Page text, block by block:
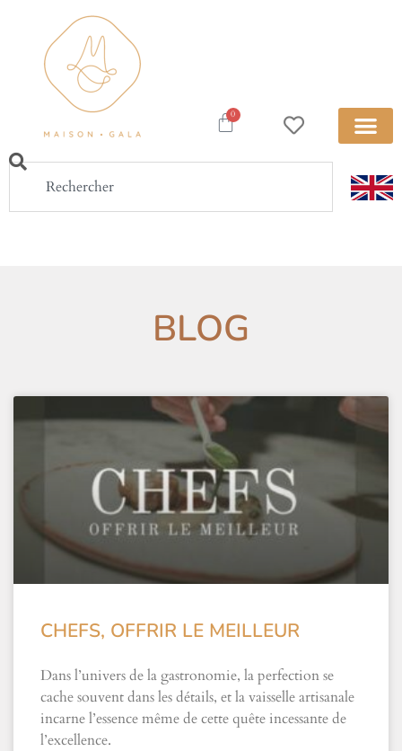
0
BLOG
CHEFS, OFFRIR LE MEILLEUR
Dans l’univers de la gastronomie, la perfection se
cache souvent dans les détails, et la vaisselle artisanale
incarne l’essence même de cette quête incessante de
l’excellence.